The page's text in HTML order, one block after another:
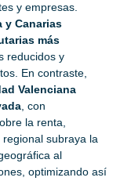
y empresas.
y Canarias
más
reducidos y
En contraste,
Valenciana
, con
la renta,
subraya la
al
optimizando así